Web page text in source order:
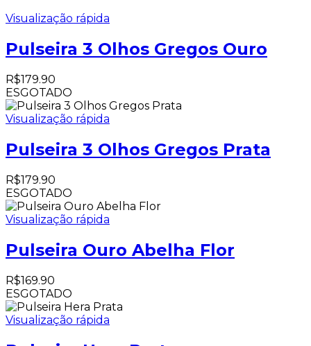
Visualização rápida
Pulseira 3 Olhos Gregos Ouro
R$179.90
ESGOTADO
Visualização rápida
Pulseira 3 Olhos Gregos Prata
R$179.90
ESGOTADO
Visualização rápida
Pulseira Ouro Abelha Flor
R$169.90
ESGOTADO
Visualização rápida